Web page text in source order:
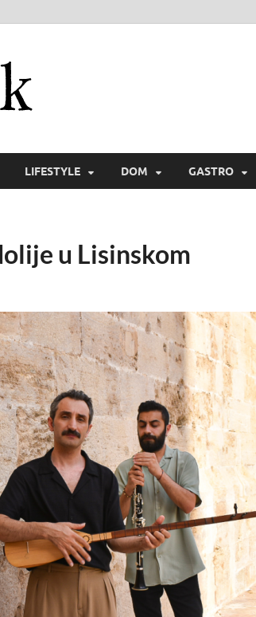
LIFESTYLE DOM GASTRO
u Lisinskom